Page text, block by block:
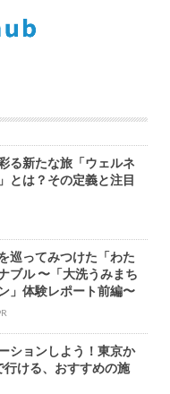
る新たな旅「ウェルネ
とは？その定義と注目
巡ってみつけた「わた
ブル 〜「大洗うみまち
」体験レポート前編〜
ションしよう！東京か
行ける、おすすめの施